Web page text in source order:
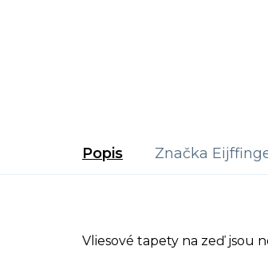
Popis Značka
Vliesové tapety na zeď jsou